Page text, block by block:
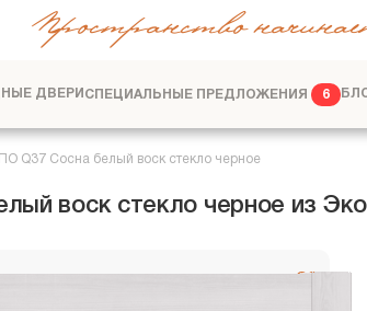
Пространство
ДВЕРИ СПЕЦИАЛЬНЫЕ ПРЕДЛОЖЕНИЯ 6
ПО Q37 Сосна белый воск стекло черное
воск стекло черное из